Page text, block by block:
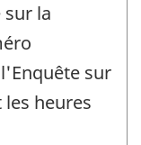
la
sur
heures